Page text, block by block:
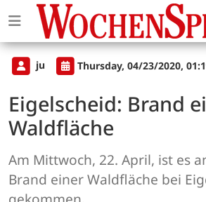
ju Thursday, 04/23/2020,
Eigelscheid: Brand
Waldfläche
Am Mittwoch, 22. April, ist es
Brand einer Waldfläche bei